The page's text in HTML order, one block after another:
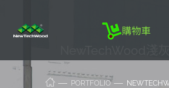
購物車
PORTFOLIO